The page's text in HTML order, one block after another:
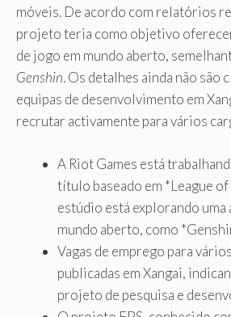
móveis. De acordo com relatórios
projeto teria como objetivo
de jogo em mundo aberto,
Genshin. Os detalhes ainda não são
equipas de desenvolvimento em
recrutar activamente para vários
A Riot Games está
título baseado em *League of
estúdio está explorando uma
mundo aberto, como
Vagas de emprego para
publicadas em Xangai,
projeto de pesquisa e